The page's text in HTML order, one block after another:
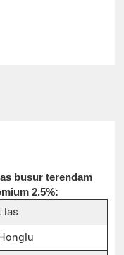
busur terendam
2.5%:
las